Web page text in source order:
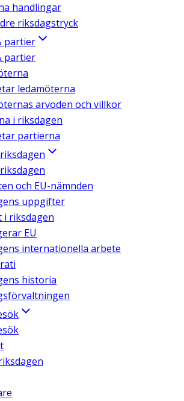
handlingar
riksdagstryck
partier
partier
ledamöterna
arvoden och villkor
i riksdagen
partierna
och EU-nämnden
uppgifter
i riksdagen
EU
internationella arbete
historia